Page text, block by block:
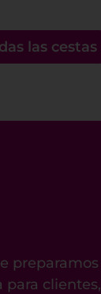
las cestas
preparamos
para clientes,